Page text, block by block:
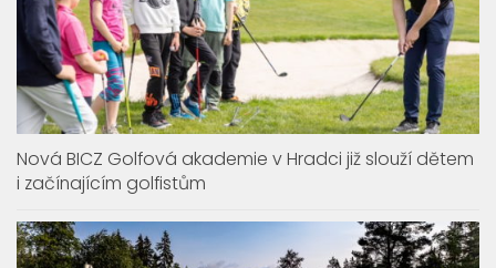
Nová BICZ Golfová akademie v Hradci již slouží dětem
i začínajícím golfistům